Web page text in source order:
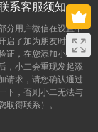
系客服须知
分用户微信在设置中
启了加为朋友时需要
证，在您添加小二
，小二会重现发起添
请求，请您确认通过
下，否则小二无法与
取得联系）。